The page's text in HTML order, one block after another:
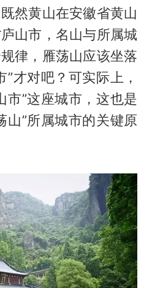
然黄山在安徽省黄山
山市，名山与所属城
律，雁荡山应该坐落
才对吧？可实际上，
市”这座城市，这也是
山”所属城市的关键原